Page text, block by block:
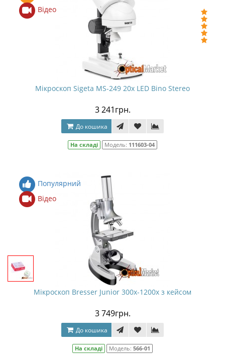
Відео
Мікроскоп Sigeta MS-249 20x LED Bino Stereo
3 241грн.
До кошика
На складі Модель: 111603-04
Популярний
Відео
Мікроскоп Bresser Junior 300x-1200x з кейсом
3 749грн.
До кошика
На складі Модель: 566-01